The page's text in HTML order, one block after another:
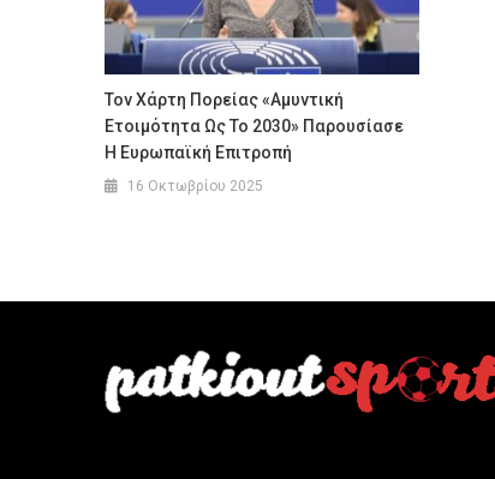
Τον Χάρτη Πορείας «Αμυντική
Ετοιμότητα Ως Το 2030» Παρουσίασε
Η Ευρωπαϊκή Επιτροπή
16 Οκτωβρίου 2025